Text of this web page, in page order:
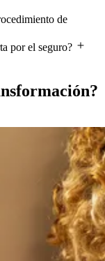
de
por el seguro?